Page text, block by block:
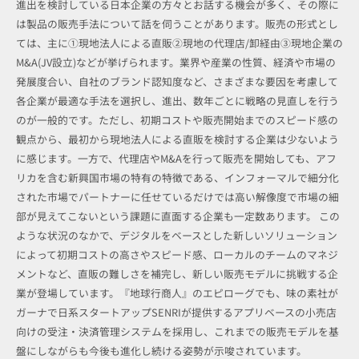
進出を検討している日本企業の方々とお話する機会が多く、その際に
は製品の販売手法について話を伺うことがあります。販売の形式とし
ては、主に①現地法人による直販②現地の代理店/卸経由③現地企業の
M&A(JV設立)などが挙げられます。業界や産業の性質、経済や市場の
発展度合い、自社のブランド認知度など、さまざまな要因を考慮して
各企業が最適な手法を選択し、進出、数年ごとに戦略の見直しを行う
のが一般的です。ただし、初期コストや販売開始までのスピード感の
観点から、最初から現地法人による直販を検討する企業は少ないよう
に感じます。一方で、代理店やM&Aを行って販売を開始しても、アフ
リカを含む新興国市場の特有の特徴である、インフォーマルで細分化
された市場でパートナーに任せているだけでは高い解像度で市場の細
部が見えてこないという課題に直面する企業も一定数あります。 この
ような状況のなかで、デジタルをベースとした新しいソリューション
によって初期コストの高さやスピード感、ローカルのチームのマネジ
メントなど、直販の難しさを補完し、新しい販売モデルに挑戦する企
業が登場しています。『地球行商人』のエピローグでも、味の素社が
ガーナで日系スタートアップSENRIが提供するアプリベースの小売店
向けの受注・決済管理システムを採用し、これまでの販売モデルを基
盤にしながらも今後も進化し続ける姿勢が示唆されています。